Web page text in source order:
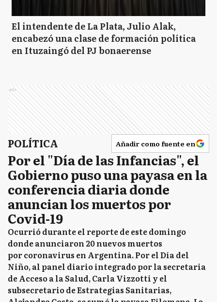
El intendente de La Plata, Julio Alak,
encabezó una clase de formación política
en Ituzaingó del PJ bonaerense
Ads
POLÍTICA Añadir como fuente en
Por el "Día de las Infancias", el
Gobierno puso una payasa en la
conferencia diaria donde
anuncian los muertos por
Covid-19
Ocurrió durante el reporte de este domingo
donde anunciaron 20 nuevos muertos
por coronavirus en Argentina. Por el Día del
Niño, al panel diario integrado por la secretaria
de Acceso a la Salud, Carla Vizzotti y el
subsecretario de Estrategias Sanitarias,